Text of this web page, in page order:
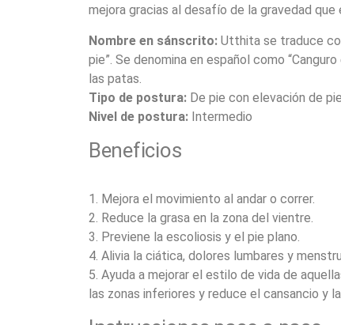
mejora gracias al desafío de la gravedad que
Nombre en sánscrito: Utthita se traduce
pie”. Se denomina en español como
las patas.
Tipo de postura: De pie con elevación de
Nivel de postura: Intermedio
Beneficios
1. Mejora el movimiento al andar o correr.
2. Reduce la grasa en la zona del vientre.
3. Previene la escoliosis y el pie plano.
4. Alivia la ciática, dolores lumbares y
5. Ayuda a mejorar el estilo de vida de
las zonas inferiores y reduce el cansancio y